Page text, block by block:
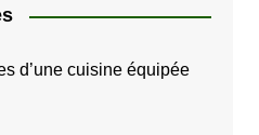
d’une cuisine équipée